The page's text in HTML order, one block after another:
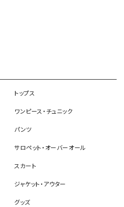
トップス
ワンピース・チュニック
パンツ
サロペット・オーバーオール
スカート
ジャケット・アウター
グッズ